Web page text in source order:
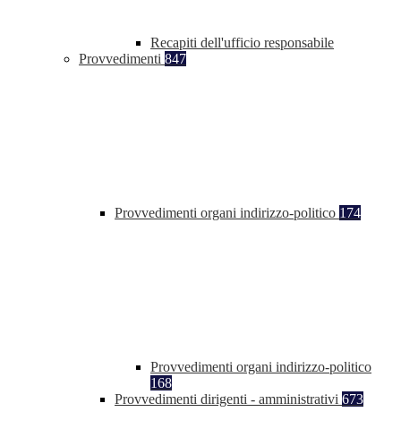
Recapiti dell'ufficio responsabile
Provvedimenti 847
Provvedimenti organi indirizzo-politico 174
Provvedimenti organi indirizzo-politico
168
Provvedimenti dirigenti - amministrativi 673